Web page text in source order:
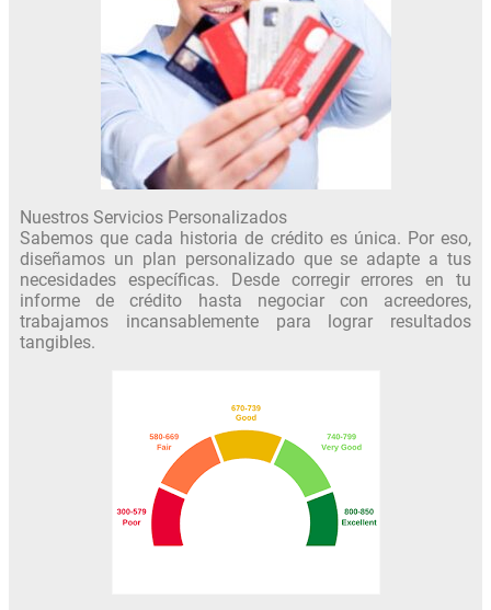
Nuestros Servicios Personalizados
Sabemos que cada historia de crédito es única. Por eso,
diseñamos un plan personalizado que se adapte a tus
necesidades específicas. Desde corregir errores en tu
informe de crédito hasta negociar con acreedores,
trabajamos incansablemente para lograr resultados
tangibles.